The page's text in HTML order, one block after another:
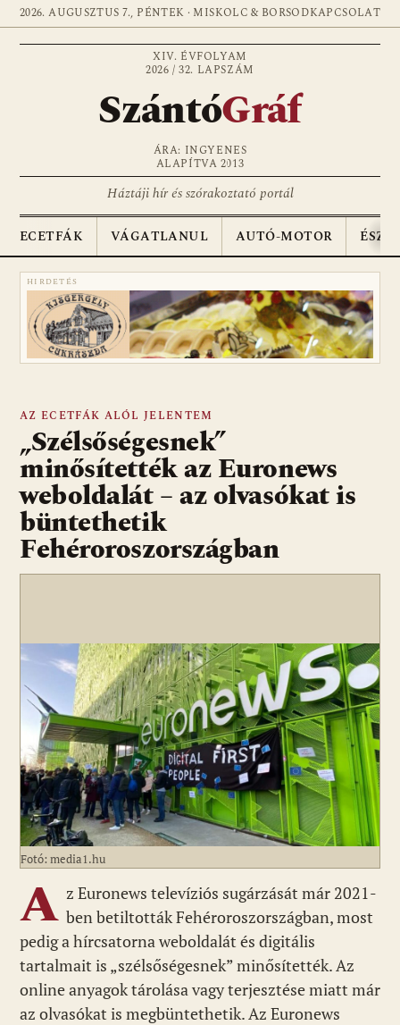
2026. AUGUSZTUS 7., PÉNTEK · MISKOLC & BORSODKAPCSOLAT
XIV. ÉVFOLYAM
2026 / 32. LAPSZÁM
SzántóGráf
ÁRA: INGYENES
ALAPÍTVA 2013
Háztáji hír és szórakoztató portál
ECETFÁK VÁGATLANUL AUTÓ-MOTOR
HIRDETÉS
AZ ECETFÁK ALÓL JELENTEM
„Szélsőségesnek”
minősítették az Euronews
weboldalát – az olvasókat is
büntethetik
Fehéroroszországban
Fotó: media1.hu
A z Euronews televíziós sugárzását már 2021-
ben betiltották Fehéroroszországban, most
pedig a hírcsatorna weboldalát és digitális
tartalmait is „szélsőségesnek” minősítették. Az
online anyagok tárolása vagy terjesztése miatt már
az olvasókat is megbüntethetik. Az Euronews